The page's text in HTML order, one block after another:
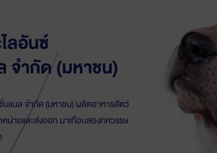
ลอันซ์
จำกัด (มหาชน)
นแนล จำกัด (มหาชน) ผลิตอาหารสัตว์
น่ายและส่งออก มาเกือบสองทศวรรษ